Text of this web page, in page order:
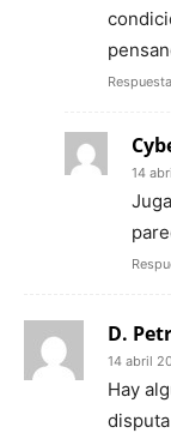
Respuesta
14
D.
14 abril
Hay